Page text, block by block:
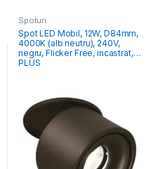
Spoturi
Spot LED Mobil, 12W, D84mm,
4000K (alb neutru), 240V,
negru, Flicker Free, incastrat,
PLUS